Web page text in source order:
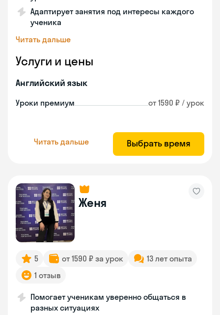
Адаптирует занятия под интересы каждого
ученика
Читать дальше
Услуги и цены
Английский язык
Уроки премиум от 1590 ₽ / урок
Читать дальше Выбрать время
Женя
5 от 1590 ₽ за урок
13 лет опыта
1 отзыв
Помогает ученикам уверенно общаться в
разных ситуациях